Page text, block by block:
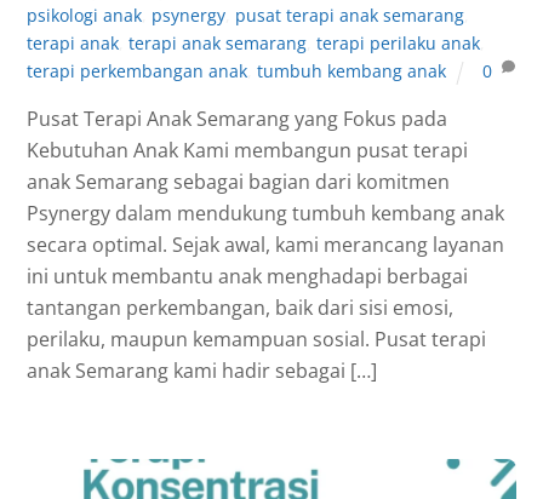
psikologi anak psynergy pusat terapi anak semarang
terapi anak ,terapi anak semarang ,terapi perilaku anak
terapi perkembangan anak ,tumbuh kembang anak 0
Pusat Terapi Anak Semarang yang Fokus pada
Kebutuhan Anak Kami membangun pusat terapi
anak Semarang sebagai bagian dari komitmen
Psynergy dalam mendukung tumbuh kembang anak
secara optimal. Sejak awal, kami merancang layanan
ini untuk membantu anak menghadapi berbagai
tantangan perkembangan, baik dari sisi emosi,
perilaku, maupun kemampuan sosial. Pusat terapi
anak Semarang kami hadir sebagai […]